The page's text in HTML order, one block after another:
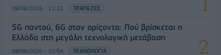
08/08/2026 - 11:22 ΤΡΑΠΕΖΕΣ
5G παντού, 6G στον ορίζοντα: Πού βρίσκεται η
Ελλάδα στη μεγάλη τεχνολογική μετάβαση
08/08/2026 - 10:54 ΤΕΧΝΟΛΟΓΙΑ